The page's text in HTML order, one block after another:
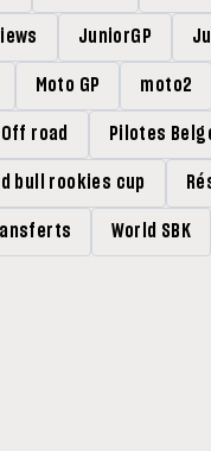
JuniorGP
Moto GP moto2
Off road Pilotes
bull rookies cup
World SBK